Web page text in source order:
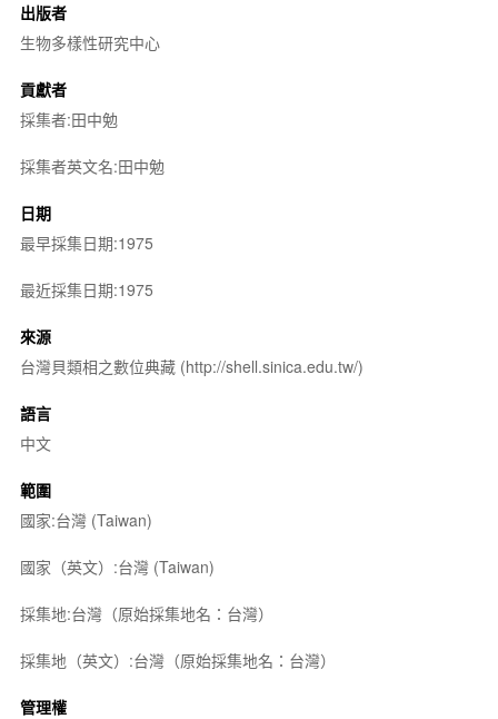
出版者
生物多樣性研究中心
貢獻者
採集者:田中勉
採集者英文名:田中勉
日期
最早採集日期:1975
最近採集日期:1975
來源
台灣貝類相之數位典藏 (http://shell.sinica.edu.tw/)
語言
中文
範圍
國家:台灣 (Taiwan)
國家（英文）:台灣 (Taiwan)
採集地:台灣（原始採集地名：台灣）
採集地（英文）:台灣（原始採集地名：台灣）
管理權